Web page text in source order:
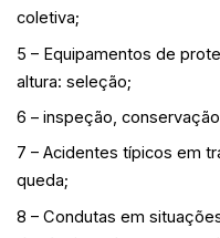
coletiva;
5 – Equipamentos de
altura: seleção;
6 – inspeção,
7 – Acidentes típicos em
queda;
8 – Condutas em